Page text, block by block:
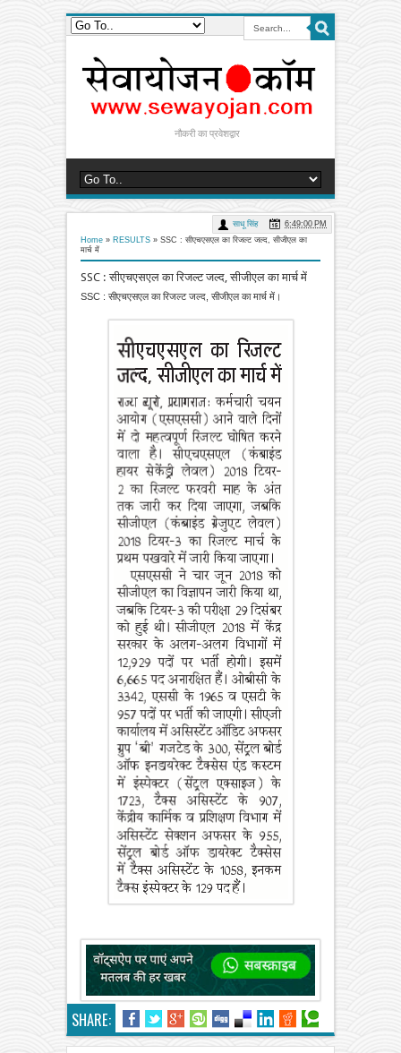
नौकरी का प्रवेशद्वार
Home » RESULTS » SSC : सीएचएसएल का रिजल्ट जल्द, सीजीएल का
मार्च में
SSC : सीएचएसएल का रिजल्ट जल्द, सीजीएल का मार्च में
साधू सिंह 6:49:00 PM
SSC : सीएचएसएल का रिजल्ट जल्द, सीजीएल का मार्च में।
SHARE: